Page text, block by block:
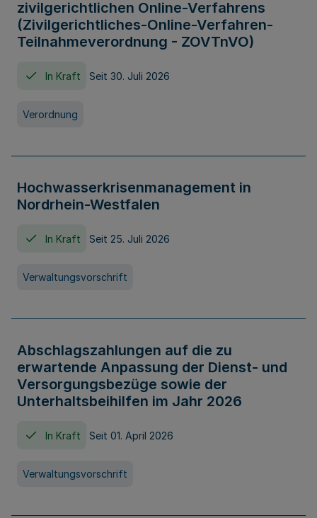
zivilgerichtlichen Online-Verfahrens
(Zivilgerichtliches-Online-Verfahren-
Teilnahmeverordnung - ZOVTnVO)
In Kraft Seit 30. Juli 2026
Verordnung
Hochwasserkrisenmanagement in
Nordrhein-Westfalen
In Kraft Seit 25. Juli 2026
Verwaltungsvorschrift
Abschlagszahlungen auf die zu
erwartende Anpassung der Dienst- und
Versorgungsbezüge sowie der
Unterhaltsbeihilfen im Jahr 2026
In Kraft Seit 01. April 2026
Verwaltungsvorschrift